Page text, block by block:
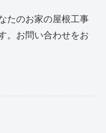
たのお家の屋根工事
。お問い合わせをお